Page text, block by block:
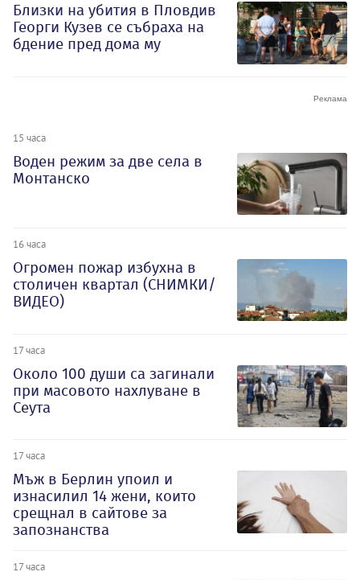
Близки на убития в Пловдив
Георги Кузев се събраха на
бдение пред дома му
15 часа
Воден режим за две села в
Монтанско
16 часа
Огромен пожар избухна в
столичен квартал (СНИМКИ/
ВИДЕО)
17 часа
Около 100 души са загинали
при масовото нахлуване в
Сеута
17 часа
Мъж в Берлин упоил и
изнасилил 14 жени, които
срещнал в сайтове за
запознанства
17 часа